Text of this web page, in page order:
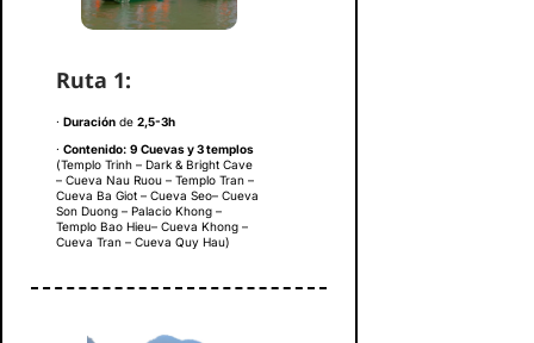
Ruta 1:
· Duración de 2,5-3h
· Contenido: 9 Cuevas y 3 templos
(Templo Trinh – Dark & Bright Cave
– Cueva Nau Ruou – Templo Tran –
Cueva Ba Giot – Cueva Seo– Cueva
Son Duong – Palacio Khong –
Templo Bao Hieu– Cueva Khong –
Cueva Tran – Cueva Quy Hau)